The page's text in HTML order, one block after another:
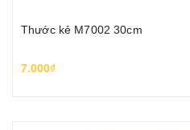
Thước kẻ M7002 30cm
7.000₫